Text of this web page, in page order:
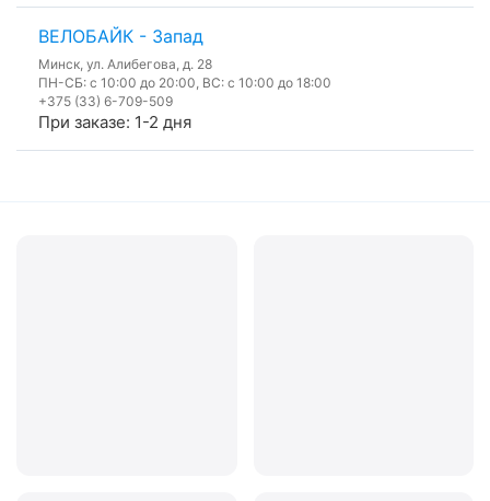
ВЕЛОБАЙК - Запад
Минск, ул. Алибегова, д. 28
ПН-СБ: с 10:00 до 20:00, ВС: с 10:00 до 18:00
+375 (33) 6-709-509
При заказе: 1-2 дня